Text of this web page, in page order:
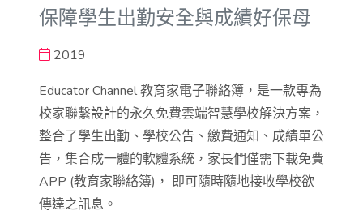
保障學生出勤安全與成績好保母
2019
Educator Channel 教育家電子聯絡簿，是一款專為
校家聯繫設計的永久免費雲端智慧學校解決方案，
整合了學生出勤、學校公告、繳費通知、成績單公
告，集合成一體的軟體系統，家長們僅需下載免費
APP (教育家聯絡簿)， 即可隨時隨地接收學校欲
傳達之訊息。